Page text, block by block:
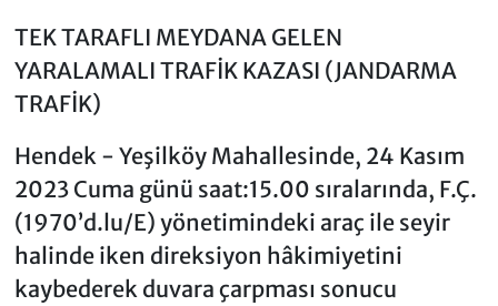
TEK TARAFLI MEYDANA GELEN
YARALAMALI TRAFİK KAZASI (JANDARMA
TRAFİK)
Hendek - Yeşilköy Mahallesinde, 24 Kasım
2023 Cuma günü saat:15.00 sıralarında, F.Ç.
(1970’d.lu/E) yönetimindeki araç ile seyir
halinde iken direksiyon hâkimiyetini
kaybederek duvara çarpması sonucu